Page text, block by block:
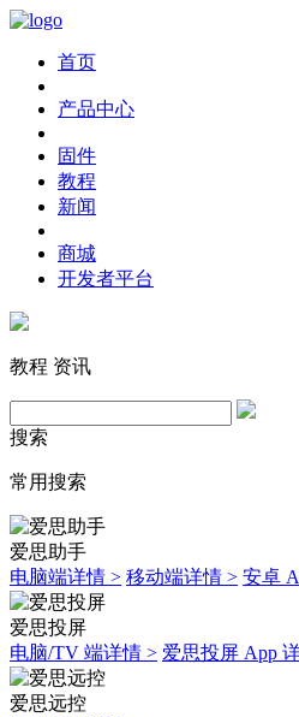
首页
产品中心
固件
教程
新闻
商城
开发者平台
教程 资讯
搜索
常用搜索
爱思助手
电脑端详情 > 移动端详情 > 安卓
爱思投屏
电脑/TV 端详情 > 爱思投屏 App
爱思远控